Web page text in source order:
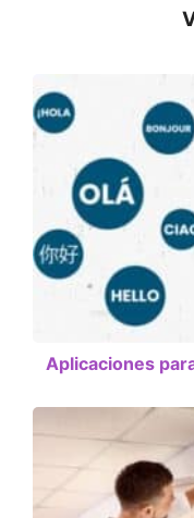
Aplicaciones